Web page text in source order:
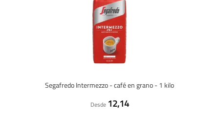
Segafredo Intermezzo - café en grano - 1 kilo
Desde 12,14